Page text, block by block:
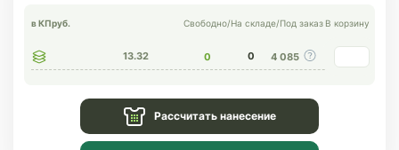
в КПруб. Свободно/На складе/Под заказ В корзину
13.32 0 0 4 085
Рассчитать нанесение